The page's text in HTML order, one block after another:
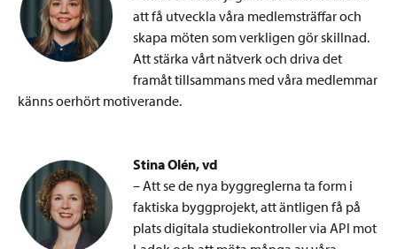
att få utveckla våra medlemsträffar och
skapa möten som verkligen gör skillnad.
Att stärka vårt nätverk och driva det
framåt tillsammans med våra medlemmar
känns oerhört motiverande.
Stina Olén, vd
– Att se de nya byggreglerna ta form i
faktiska byggprojekt, att äntligen få på
plats digitala studiekontroller via API mot